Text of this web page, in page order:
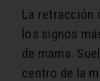
La retracción
los signos
de mama.
centro de la